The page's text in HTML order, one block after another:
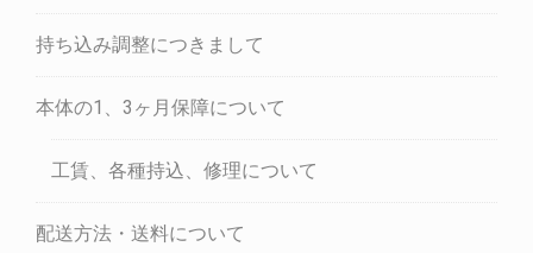
持ち込み調整につきまして
本体の1、3ヶ月保障について
工賃、各種持込、修理について
配送方法・送料について